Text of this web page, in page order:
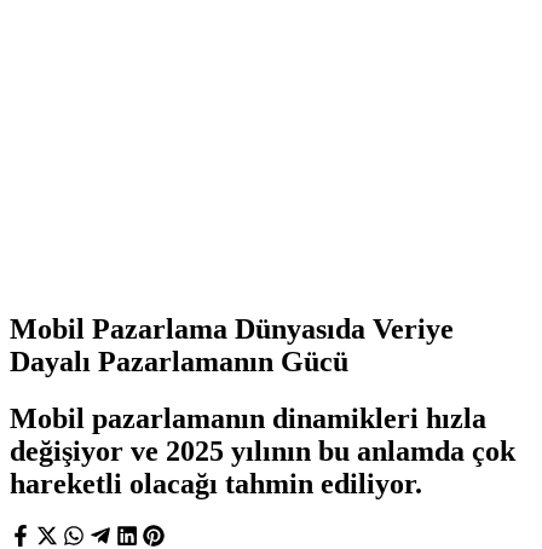
Mobil Pazarlama Dünyasıda Veriye
Dayalı Pazarlamanın Gücü
Mobil pazarlamanın dinamikleri hızla
değişiyor ve 2025 yılının bu anlamda çok
hareketli olacağı tahmin ediliyor.